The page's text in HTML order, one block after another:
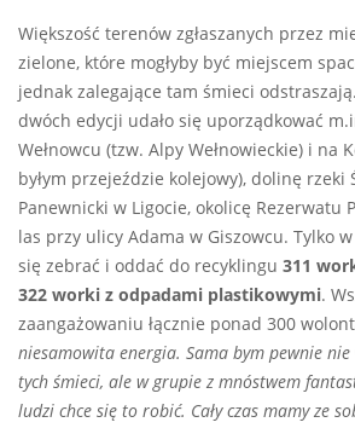
Większość terenów zgłaszanych przez
zielone, które mogłyby być miejscem
jednak zalegające tam śmieci
dwóch edycji udało się uporządkować
Wełnowcu (tzw. Alpy Wełnowieckie) i na
byłym przejeździe kolejowy), dolinę rzeki
Panewnicki w Ligocie, okolicę Rezerwatu
las przy ulicy Adama w Giszowcu. Tylko w
się zebrać i oddać do recyklingu 311
322 worki z odpadami plastikowymi.
zaangażowaniu łącznie ponad 300
niesamowita energia. Sama bym pewnie nie
tych śmieci, ale w grupie z mnóstwem
ludzi chce się to robić. Cały czas mamy ze